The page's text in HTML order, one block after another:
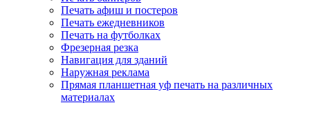
Печать афиш и постеров
Печать ежедневников
Печать на футболках
Фрезерная резка
Навигация для зданий
Наружная реклама
Прямая планшетная уф печать на различных
материалах